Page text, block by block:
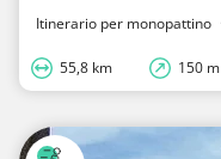
Itinerario per monopattino
55,8 km 150 m